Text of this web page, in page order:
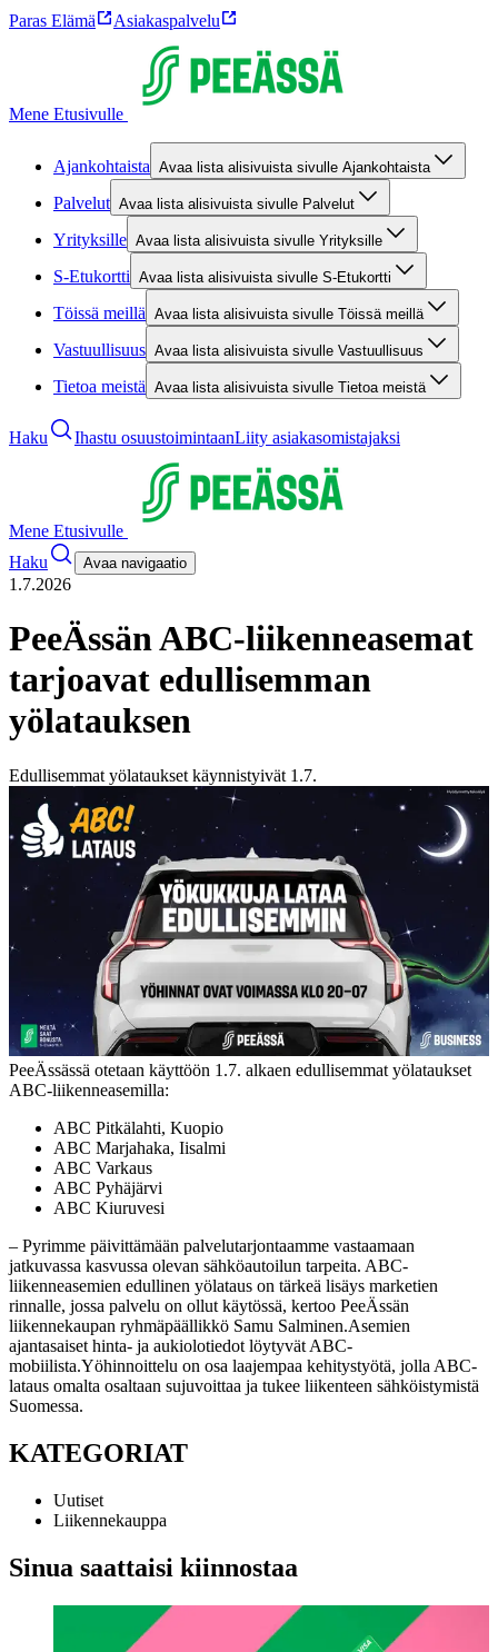
Paras Elämä Asiakaspalvelu
Mene Etusivulle
Ajankohtaista Avaa lista alisivuista sivulle Ajankohtaista
Palvelut Avaa lista alisivuista sivulle Palvelut
Yrityksille Avaa lista alisivuista sivulle Yrityksille
S-Etukortti Avaa lista alisivuista sivulle S-Etukortti
Töissä meillä Avaa lista alisivuista sivulle Töissä meillä
Vastuullisuus Avaa lista alisivuista sivulle Vastuullisuus
Tietoa meistä Avaa lista alisivuista sivulle Tietoa meistä
Haku Ihastu osuustoimintaanLiity asiakasomistajaksi
Mene Etusivulle
Haku
Avaa navigaatio
1.7.2026
PeeÄssän ABC-liikenneasemat
tarjoavat edullisemman
yölatauksen
Edullisemmat yölataukset käynnistyivät 1.7.
PeeÄssässä otetaan käyttöön 1.7. alkaen edullisemmat yölataukset
ABC-liikenneasemilla:
ABC Pitkälahti, Kuopio
ABC Marjahaka, Iisalmi
ABC Varkaus
ABC Pyhäjärvi
ABC Kiuruvesi
– Pyrimme päivittämään palvelutarjontaamme vastaamaan
jatkuvassa kasvussa olevan sähköautoilun tarpeita. ABC-
liikenneasemien edullinen yölataus on tärkeä lisäys marketien
rinnalle, jossa palvelu on ollut käytössä, kertoo PeeÄssän
liikennekaupan ryhmäpäällikkö Samu Salminen.Asemien
ajantasaiset hinta- ja aukiolotiedot löytyvät ABC-
mobiilista.Yöhinnoittelu on osa laajempaa kehitystyötä, jolla ABC-
lataus omalta osaltaan sujuvoittaa ja tukee liikenteen sähköistymistä
Suomessa.
KATEGORIAT
Uutiset
Liikennekauppa
Sinua saattaisi kiinnostaa